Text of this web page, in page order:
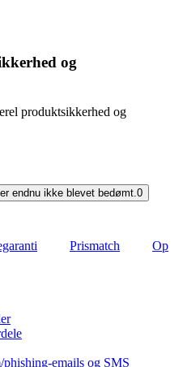
og
produktsikkerhed og
endnu ikke blevet bedømt.0
Prismatch
Op
emails og SMS